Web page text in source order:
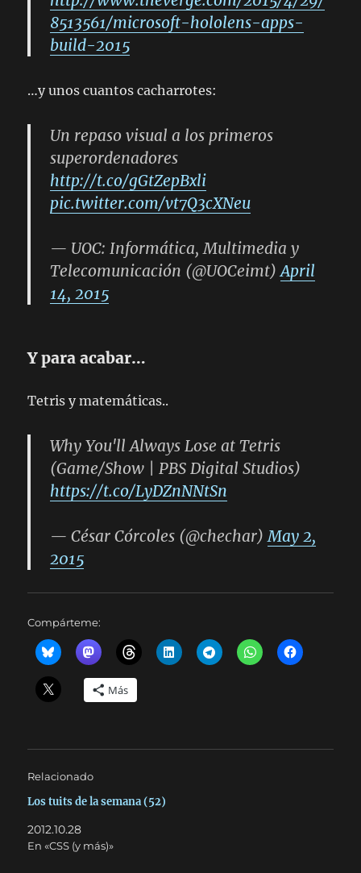
8513561/microsoft-hololens-apps-
build-2015
…y unos cuantos cacharrotes:
Un repaso visual a los primeros
superordenadores
http://t.co/gGtZepBxli
pic.twitter.com/vt7Q3cXNeu
— UOC: Informática, Multimedia y
Telecomunicación (@UOCeimt)April
14, 2015
Y para acabar…
Tetris y matemáticas..
Why You'll Always Lose at Tetris
(Game/Show | PBS Digital Studios)
https://t.co/LyDZnNNtSn
— César Córcoles (@chechar)May 2,
2015
Compárteme:
Más
Relacionado
Los tuits de la semana (52)
2012.10.28
En «CSS (y más)»